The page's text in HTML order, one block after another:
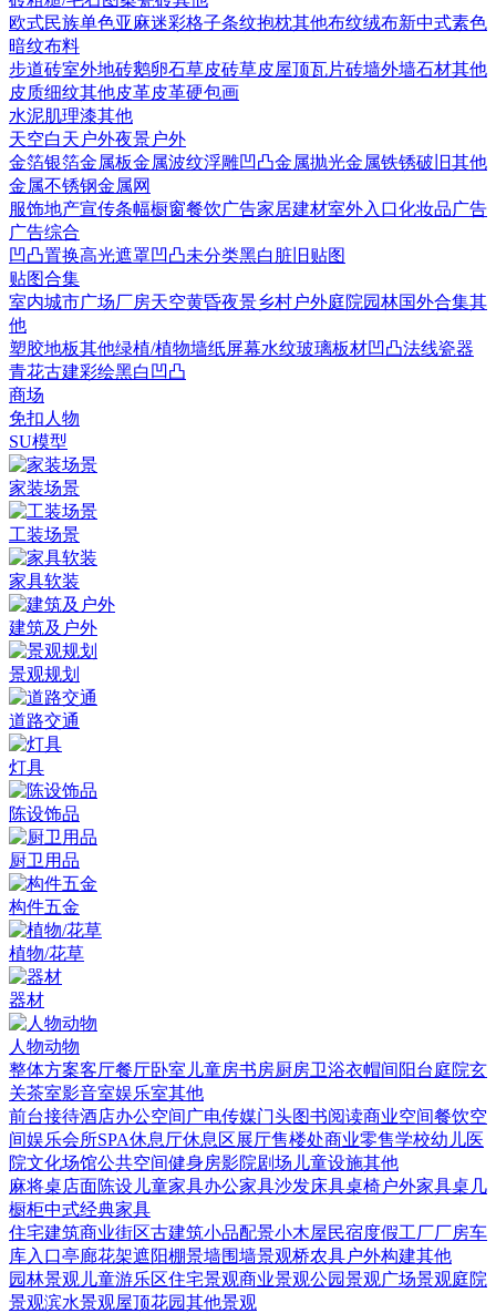
欧式民族单色亚麻迷彩格子条纹抱枕其他布纹绒布新中式素色
暗纹布料
步道砖室外地砖鹅卵石草皮砖草皮屋顶瓦片砖墙外墙石材其他
皮质细纹其他皮革皮革硬包画
水泥肌理漆其他
天空白天户外夜景户外
金箔银箔金属板金属波纹浮雕凹凸金属抛光金属铁锈破旧其他
金属不锈钢金属网
服饰地产宣传条幅橱窗餐饮广告家居建材室外入口化妆品广告
广告综合
凹凸置换高光遮罩凹凸未分类黑白脏旧贴图
贴图合集
室内城市广场厂房天空黄昏夜景乡村户外庭院园林国外合集其
他
塑胶地板其他绿植/植物墙纸屏幕水纹玻璃板材凹凸法线瓷器
青花古建彩绘黑白凹凸
商场
免扣人物
SU模型
家装场景
工装场景
家具软装
建筑及户外
景观规划
道路交通
灯具
陈设饰品
厨卫用品
构件五金
植物/花草
器材
人物动物
整体方案客厅餐厅卧室 儿童房书房厨房卫浴衣帽间 阳台庭院玄
关茶室影音室娱乐室其他
前台接待酒店办公空间 广电传媒门头图书阅读商业空间餐饮空
间娱乐会所SPA休息厅休息区展厅售楼处商业零售学校幼儿医
院文化场馆公共空间健身房影院剧场 儿童设施其他
麻将桌店面陈设 儿童家具办公家具沙发床具桌椅户外家具桌几
橱柜中式经典家具
住宅建筑商业街区古建筑小品配景小木屋民宿度假工厂厂房车
库入口亭廊花架遮阳棚景墙围墙景观桥农具户外构建其他
园林景观 儿童游乐区住宅景观商业景观公园景观广场景观庭院
景观滨水景观屋顶花园其他景观